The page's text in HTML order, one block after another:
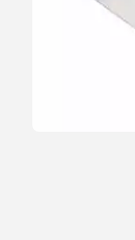
Teknisk betegnelse: